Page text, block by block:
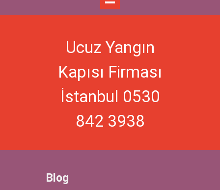
Ucuz Yangın
Kapısı Firması
İstanbul 0530
842 3938
Blog